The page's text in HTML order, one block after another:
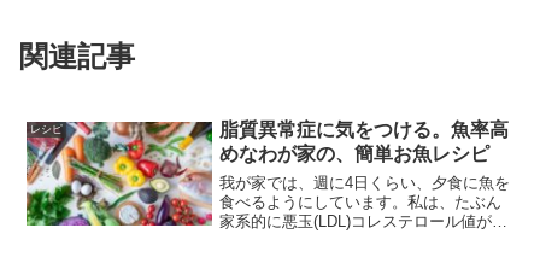
関連記事
レシピ
脂質異常症に気をつける。魚率高
めなわが家の、簡単お魚レシピ
我が家では、週に4日くらい、夕食に魚を
食べるようにしています。私は、たぶん
家系的に悪玉(LDL)コレステロール値が高